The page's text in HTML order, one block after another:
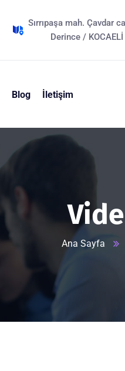
Sırrıpaşa mah. Çavdar
Derince / KOCAELİ
Blog İletişim
Ana Sayfa